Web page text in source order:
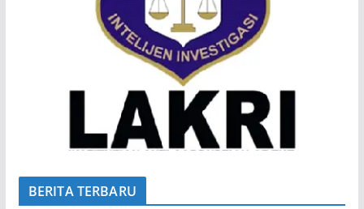
BERITA TERBARU